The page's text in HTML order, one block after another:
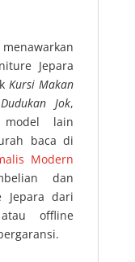
Jepara
Kursi Makan
Jok,
lain
baca di
Modern
dan
Jepara dari
offline